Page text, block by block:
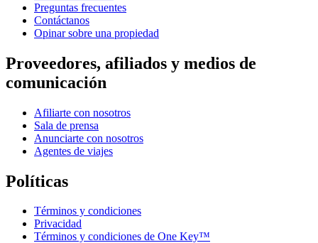
Preguntas frecuentes
Contáctanos
Opinar sobre una propiedad
Proveedores, afiliados y medios de
comunicación
Afiliarte con nosotros
Sala de prensa
Anunciarte con nosotros
Agentes de viajes
Políticas
Términos y condiciones
Privacidad
Términos y condiciones de One Key™